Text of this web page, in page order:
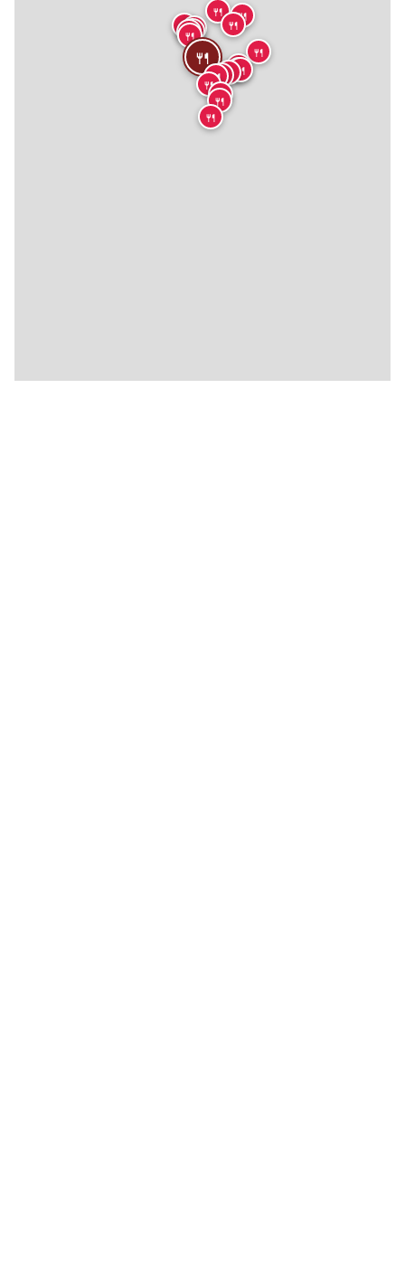
🍴
🍴
🍴
🍴
🍴
🍴🍴
🍴
🍴
🍴
🍴
🍴
🍴
🍴
🍴
🍴
🍴
🍴
🍴
🍴